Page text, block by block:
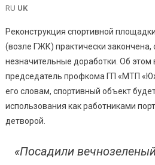
RU UK
Реконструкция спортивной
(возле ГЖК) практически закончена,
незначительные доработки. Об
председатель профкома ГП «МТП
его словам, спортивный объект
использования как работниками
детворой.
«Посадили